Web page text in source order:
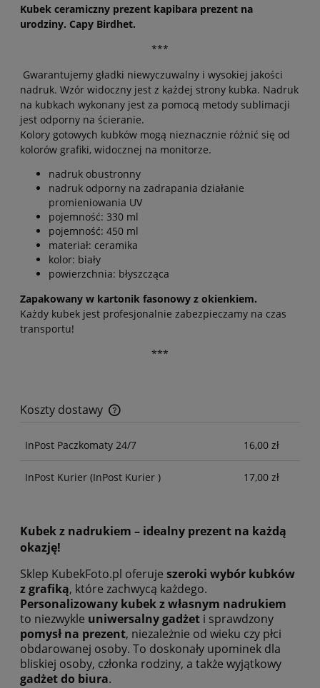
Kubek ceramiczny prezent kapibara prezent na
urodziny. Capy Birdhet.
***
Gwarantujemy gładki niewyczuwalny i wysokiej jakości
nadruk. Wzór widoczny jest z każdej strony kubka. Nadruk
na kubkach wykonany jest za pomocą metody sublimacji
jest odporny na ścieranie.
Kolory gotowych kubków mogą nieznacznie różnić się od
kolorów grafiki, widocznej na monitorze.
nadruk obustronny
nadruk odporny na zadrapania działanie
promieniowania UV
pojemność: 330 ml
pojemność: 450 ml
materiał: ceramika
kolor: biały
powierzchnia: błyszcząca
Zapakowany w kartonik fasonowy z okienkiem.
Każdy kubek jest profesjonalnie zabezpieczamy na czas
transportu!
***
Koszty dostawy
Cena nie zawiera ewentualnych kosztów płatności
InPost Paczkomaty 24/7 16,00 zł
InPost Kurier(InPost Kurier ) 17,00 zł
Kubek z nadrukiem – idealny prezent na każdą
okazję!
Sklep KubekFoto.pl oferuje szeroki wybór kubków
z grafiką, które zachwycą każdego.
Personalizowany kubek z własnym nadrukiem
to niezwykle uniwersalny gadżet i sprawdzony
pomysł na prezent, niezależnie od wieku czy płci
obdarowanej osoby. To doskonały upominek dla
bliskiej osoby, członka rodziny, a także wyjątkowy
gadżet do biura.